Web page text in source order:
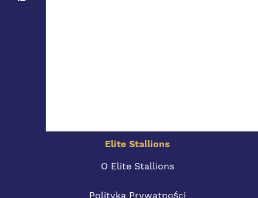
Elite Stallions
O Elite Stallions
Polityka Prywatności